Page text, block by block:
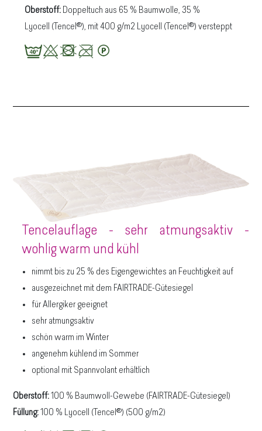
Oberstoff: Doppeltuch aus 65 % Baumwolle, 35 %
Lyocell (Tencel®), mit 400 g/m2 Lyocell (Tencel®) versteppt
Tencelauflage - sehr atmungsaktiv -
wohlig warm und kühl
nimmt bis zu 25 % des Eigengewichtes an Feuchtigkeit auf
ausgezeichnet mit dem FAIRTRADE-Gütesiegel
für Allergiker geeignet
sehr atmungsaktiv
schön warm im Winter
angenehm kühlend im Sommer
optional mit Spannvolant erhältlich
Oberstoff:100 % Baumwoll-Gewebe (FAIRTRADE-Gütesiegel)
Füllung:100 % Lyocell (Tencel®) (500 g/m2)